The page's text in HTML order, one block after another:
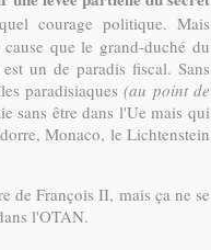
courage politique. Mais
que le grand-duché du
un de paradis fiscal. Sans
paradisiaques(au point de
sans être dans l'Ue mais qui
Monaco, le Lichtenstein
de François II, mais ça ne se
l'OTAN.